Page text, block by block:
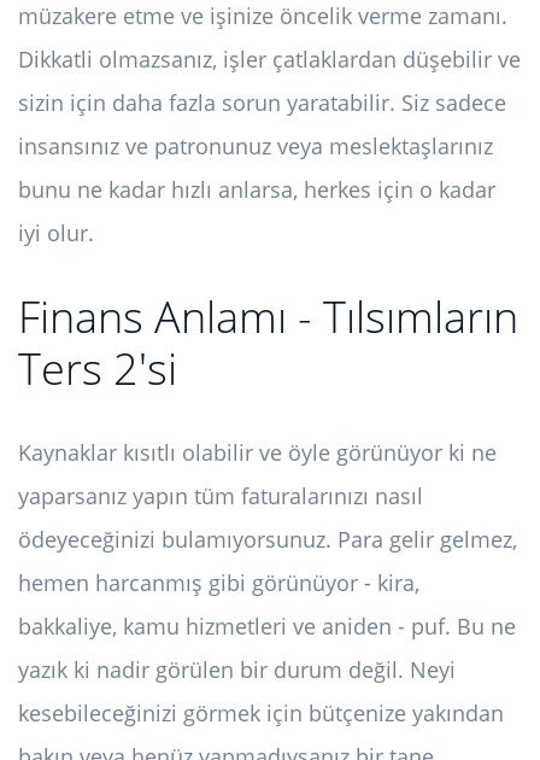
müzakere etme ve işinize öncelik verme zamanı.
Dikkatli olmazsanız, işler çatlaklardan düşebilir ve
sizin için daha fazla sorun yaratabilir. Siz sadece
insansınız ve patronunuz veya meslektaşlarınız
bunu ne kadar hızlı anlarsa, herkes için o kadar
iyi olur.
Finans Anlamı - Tılsımların
Ters 2'si
Kaynaklar kısıtlı olabilir ve öyle görünüyor ki ne
yaparsanız yapın tüm faturalarınızı nasıl
ödeyeceğinizi bulamıyorsunuz. Para gelir gelmez,
hemen harcanmış gibi görünüyor - kira,
bakkaliye, kamu hizmetleri ve aniden - puf. Bu ne
yazık ki nadir görülen bir durum değil. Neyi
kesebileceğinizi görmek için bütçenize yakından